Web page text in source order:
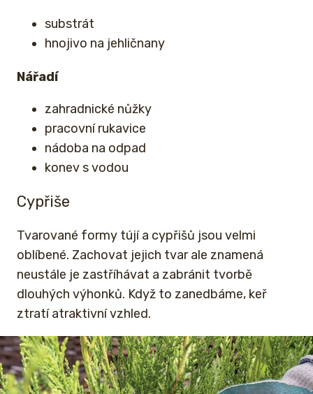
substrát
hnojivo na jehličnany
Nářadí
zahradnické nůžky
pracovní rukavice
nádoba na odpad
konev s vodou
Cypřiše
Tvarované formy tújí a cypřišů jsou velmi
oblíbené. Zachovat jejich tvar ale znamená
neustále je zastříhávat a zabránit tvorbě
dlouhých výhonků. Když to zanedbáme, keř
ztratí atraktivní vzhled.